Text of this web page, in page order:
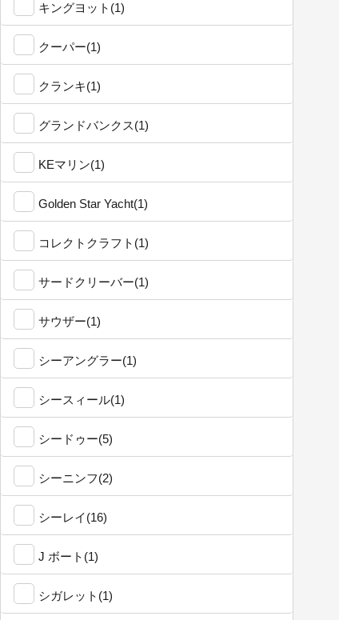
キングヨット(1)
クーパー(1)
クランキ(1)
グランドバンクス(1)
KEマリン(1)
Golden Star Yacht(1)
コレクトクラフト(1)
サードクリーバー(1)
サウザー(1)
シーアングラー(1)
シースィール(1)
シードゥー(5)
シーニンフ(2)
シーレイ(16)
J ボート(1)
シガレット(1)